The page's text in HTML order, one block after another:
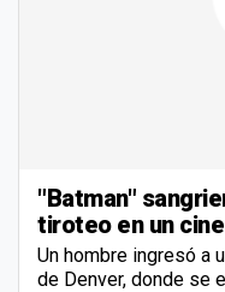
"Batman"
tiroteo en un cine
Un hombre ingresó a
de Denver, donde se